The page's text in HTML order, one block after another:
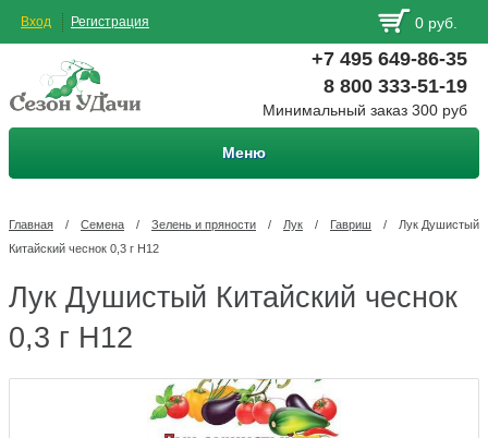
Вход Регистрация 0 руб.
+7 495 649-86-35
8 800 333-51-19
Минимальный заказ 300 руб
Меню
Главная / Семена / Зелень и пряности / Лук / Гавриш /
Лук Душистый
Китайский чеснок 0,3 г Н12
Лук Душистый Китайский чеснок
0,3 г Н12